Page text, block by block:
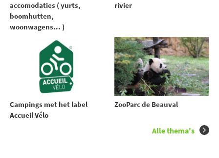
accomodaties ( yurts,
boomhutten,
woonwagens... )
rivier
Campings met het label
Accueil Vélo
ZooParc de Beauval
Alle thema's